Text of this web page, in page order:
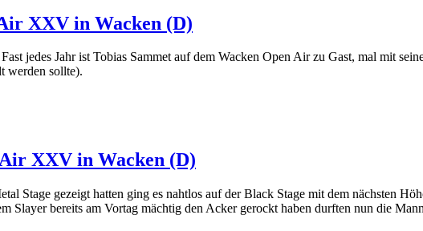
XXV in Wacken (D)
jedes Jahr ist Tobias Sammet auf dem Wacken Open Air zu Gast, mal mit
werden sollte).
XXV in Wacken (D)
Stage gezeigt hatten ging es nahtlos auf der Black Stage mit dem nächsten
Slayer bereits am Vortag mächtig den Acker gerockt haben durften nun die